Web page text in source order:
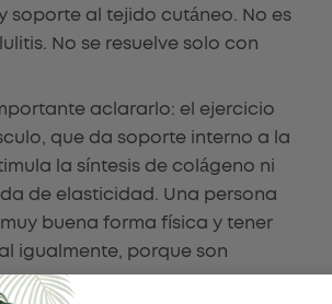
soporte al tejido cutáneo. No es
No se resuelve solo con
aclararlo: el ejercicio
que da soporte interno a la
la síntesis de colágeno ni
de elasticidad. Una persona
buena forma física y tener
igualmente, porque son